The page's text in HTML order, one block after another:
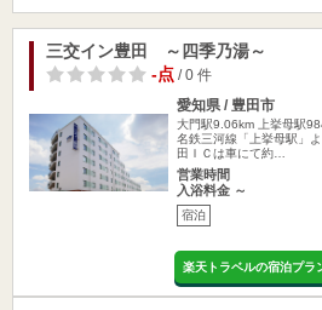
三交イン豊田 ～四季乃湯～
-点/ 0 件
愛知県 / 豊田市
大門駅9.06km
上挙母駅
名鉄三河線「上挙母駅」
田ＩＣは車にて約…
営業時間
入浴料金 ～
宿泊
楽天トラベルの宿泊プラ